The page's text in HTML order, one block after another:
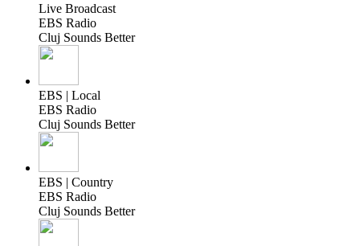
Live Broadcast
EBS Radio
Cluj Sounds Better
EBS | Local
EBS Radio
Cluj Sounds Better
EBS | Country
EBS Radio
Cluj Sounds Better